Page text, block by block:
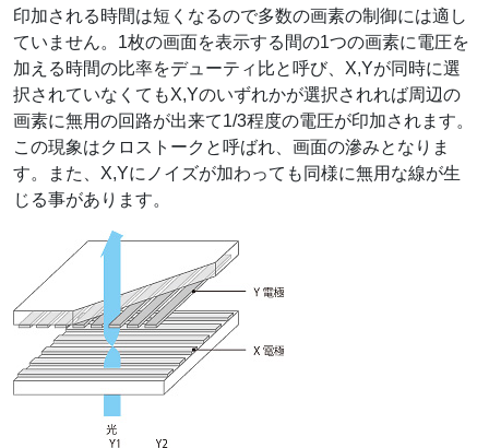
印加される時間は短くなるので多数の画素の制御には適し
ていません。1枚の画面を表示する間の1つの画素に電圧を
加える時間の比率をデューティ比と呼び、X,Yが同時に選
択されていなくてもX,Yのいずれかが選択されれば周辺の
画素に無用の回路が出来て1/3程度の電圧が印加されます。
この現象はクロストークと呼ばれ、画面の滲みとなりま
す。また、X,Yにノイズが加わっても同様に無用な線が生
じる事があります。